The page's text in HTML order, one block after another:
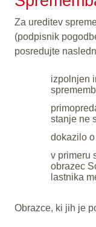
Za ureditev
(podpisnik
posredujte
izpolnjen
stanje ne
dokazilo
v primeru
obrazec
lastnika
Obrazce, ki jih je